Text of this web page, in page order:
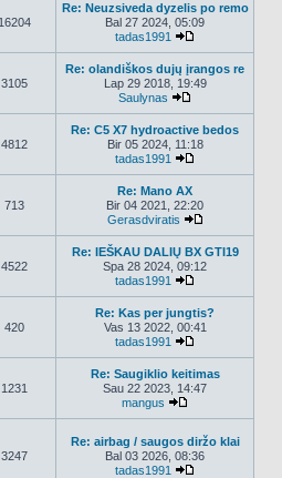
16204
Re: Neuzsiveda dyzelis po remo
Bal 27 2024, 05:09
tadas1991
3105
Re: olandiškos dujų įrangos re
Lap 29 2018, 19:49
Saulynas
4812
Re: C5 X7 hydroactive bedos
Bir 05 2024, 11:18
tadas1991
713
Re: Mano AX
Bir 04 2021, 22:20
Gerasdviratis
4522
Re: IEŠKAU DALIŲ BX GTI19
Spa 28 2024, 09:12
tadas1991
420
Re: Kas per jungtis?
Vas 13 2022, 00:41
tadas1991
1231
Re: Saugiklio keitimas
Sau 22 2023, 14:47
mangus
3247
Re: airbag / saugos diržo klai
Bal 03 2026, 08:36
tadas1991